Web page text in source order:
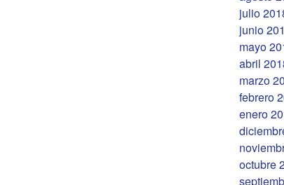
julio
junio
mayo
abril
marzo
febrero
enero
octubre